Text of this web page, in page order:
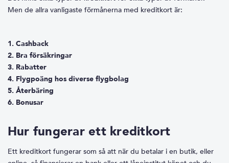
Men de allra vanligaste förmånerna med kreditkort är:
1. Cashback
2. Bra försäkringar
3. Rabatter
4. Flygpoäng hos diverse flygbolag
5. Återbäring
6. Bonusar
Hur fungerar ett kreditkort
Ett kreditkort fungerar som så att när du betalar i en butik, eller